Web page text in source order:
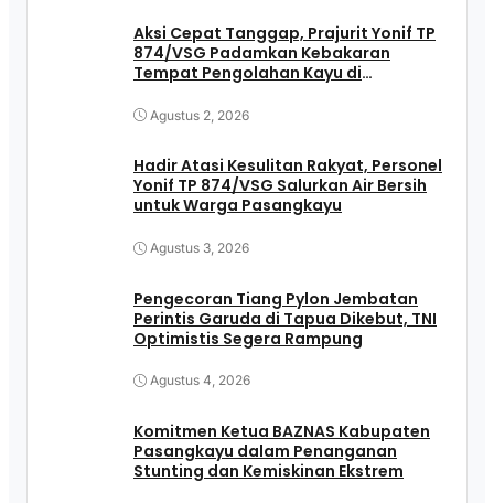
Aksi Cepat Tanggap, Prajurit Yonif TP
874/VSG Padamkan Kebakaran
Tempat Pengolahan Kayu di
Agustus 2, 2026
Hadir Atasi Kesulitan Rakyat, Personel
Yonif TP 874/VSG Salurkan Air Bersih
untuk Warga Pasangkayu
Agustus 3, 2026
Pengecoran Tiang Pylon Jembatan
Perintis Garuda di Tapua Dikebut, TNI
Optimistis Segera Rampung
Agustus 4, 2026
Komitmen Ketua BAZNAS Kabupaten
Pasangkayu dalam Penanganan
Stunting dan Kemiskinan Ekstrem